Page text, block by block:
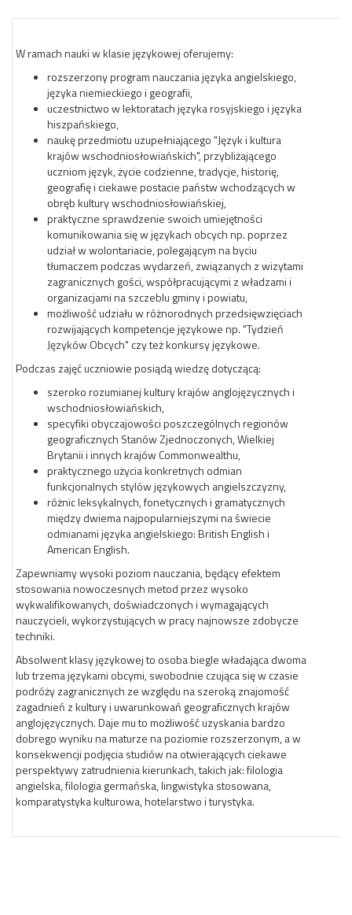
W ramach nauki w klasie językowej oferujemy:
rozszerzony program nauczania języka angielskiego,
języka niemieckiego i geografii,
uczestnictwo w lektoratach języka rosyjskiego i języka
hiszpańskiego,
naukę przedmiotu uzupełniającego "Język i kultura
krajów wschodniosłowiańskich", przybliżającego
uczniom język, życie codzienne, tradycje, historię,
geografię i ciekawe postacie państw wchodzących w
obręb kultury wschodniosłowiańskiej,
praktyczne sprawdzenie swoich umiejętności
komunikowania się w językach obcych np. poprzez
udział w wolontariacie, polegającym na byciu
tłumaczem podczas wydarzeń, związanych z wizytami
zagranicznych gości, współpracującymi z władzami i
organizacjami na szczeblu gminy i powiatu,
możliwość udziału w różnorodnych przedsięwzięciach
rozwijających kompetencje językowe np. "Tydzień
Języków Obcych" czy też konkursy językowe.
Podczas zajęć uczniowie posiądą wiedzę dotyczącą:
szeroko rozumianej kultury krajów anglojęzycznych i
wschodniosłowiańskich,
specyfiki obyczajowości poszczególnych regionów
geograficznych Stanów Zjednoczonych, Wielkiej
Brytanii i innych krajów Commonwealthu,
praktycznego użycia konkretnych odmian
funkcjonalnych stylów językowych angielszczyzny,
różnic leksykalnych, fonetycznych i gramatycznych
między dwiema najpopularniejszymi na świecie
odmianami języka angielskiego: British English i
American English.
Zapewniamy wysoki poziom nauczania, będący efektem
stosowania nowoczesnych metod przez wysoko
wykwalifikowanych, doświadczonych i wymagających
nauczycieli, wykorzystujących w pracy najnowsze zdobycze
techniki.
Absolwent klasy językowej to osoba biegle władająca dwoma
lub trzema językami obcymi, swobodnie czująca się w czasie
podróży zagranicznych ze względu na szeroką znajomość
zagadnień z kultury i uwarunkowań geograficznych krajów
anglojęzycznych. Daje mu to możliwość uzyskania bardzo
dobrego wyniku na maturze na poziomie rozszerzonym, a w
konsekwencji podjęcia studiów na otwierających ciekawe
perspektywy zatrudnienia kierunkach, takich jak: filologia
angielska, filologia germańska, lingwistyka stosowana,
komparatystyka kulturowa, hotelarstwo i turystyka.